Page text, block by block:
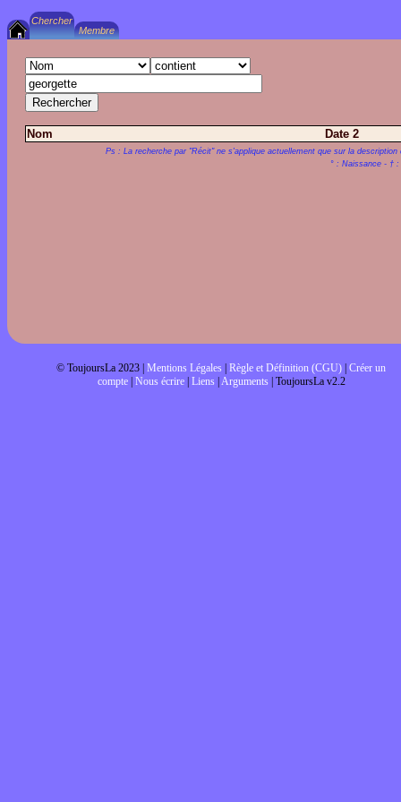
Nom Date 2
Ps : La recherche par "Récit" ne s'applique actuellement que sur la description
° : Naissance - †
© ToujoursLa 2023 | Mentions Légales Règle et Définition (CGU) Créer un
compte| Nous écrire| Liens| Arguments| ToujoursLa v2.2